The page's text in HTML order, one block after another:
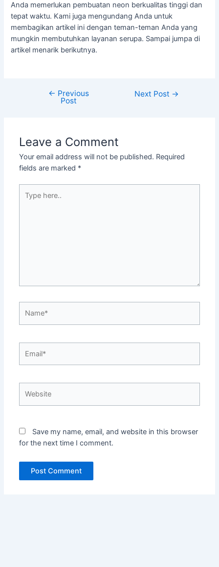
Anda memerlukan pembuatan neon berkualitas tinggi dan
tepat waktu. Kami juga mengundang Anda untuk
membagikan artikel ini dengan teman-teman Anda yang
mungkin membutuhkan layanan serupa. Sampai jumpa di
artikel menarik berikutnya.
← Previous
Post
Next Post →
Leave a Comment
Your email address will not be published. Required
fields are marked *
here..
Save my name, email, and website in this browser
for the next time I comment.